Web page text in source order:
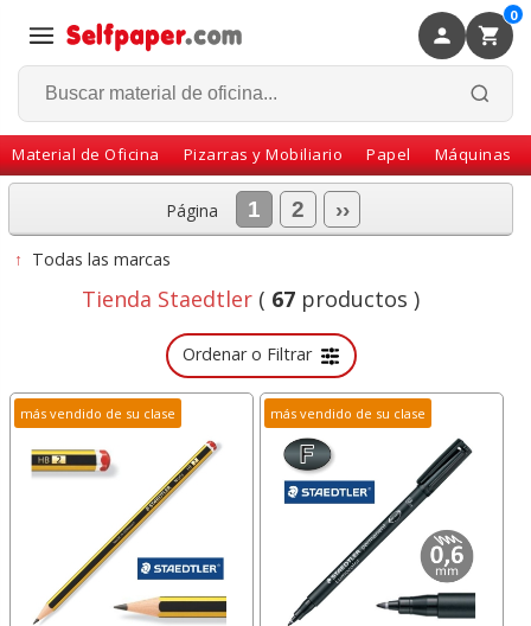
0
Material de Oficina Pizarras y Mobiliario Papel Máquinas
Volver
Página 1 2 ››
↑ Todas las marcas
Tienda Staedtler ( 67 productos )
Ordenar o Filtrar
más vendido de su clase más vendido de su clase